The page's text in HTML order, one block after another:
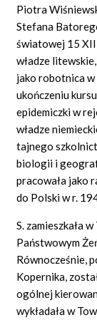
Piotra
Stefana
światowej 15
władze
jako robotnica w
ukończeniu
epidemiczki w
władze
tajnego
biologii i
pracowała jako
do Polski w r.
S. zamieszkała
Państwowym
Równocześnie,
Kopernika,
ogólnej
wykładała w